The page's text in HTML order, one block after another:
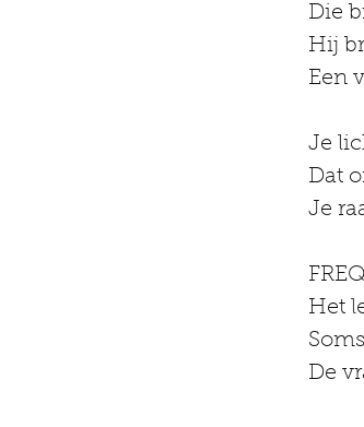
Die
Hij
Een
Je
Dat
Je
Het
De